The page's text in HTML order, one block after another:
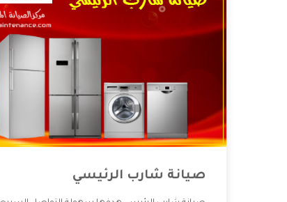
صيانة شارب الرئيسي